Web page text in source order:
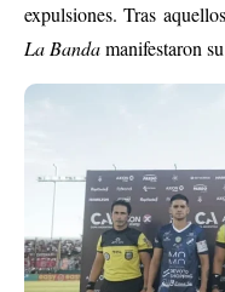
expulsiones. Tras
La Bandamanifestaron